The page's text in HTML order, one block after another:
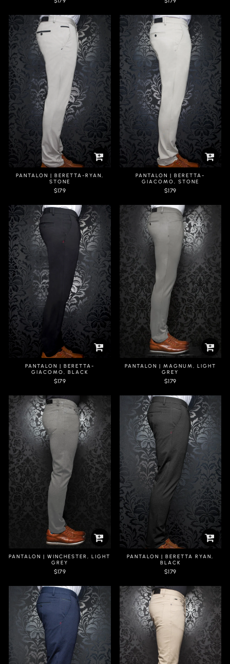
PANTALON | BERETTA-RYAN,
STONE
$179
PANTALON | BERETTA-
GIACOMO, STONE
$179
PANTALON | BERETTA-
GIACOMO, BLACK
$179
PANTALON | MAGNUM, LIGHT
GREY
$179
PANTALON | WINCHESTER, LIGHT
GREY
$179
PANTALON | BERETTA RYAN,
BLACK
$179